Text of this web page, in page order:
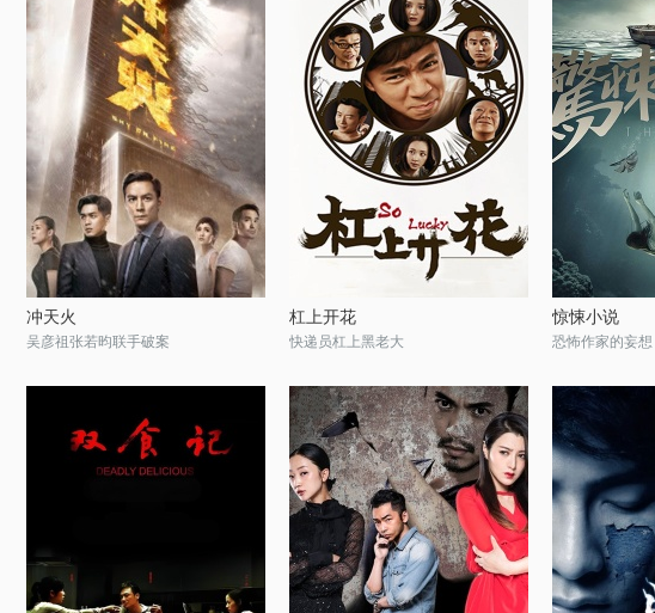
冲天火
吴彦祖张若昀联手破案
杠上开花
快递员杠上黑老大
惊悚小说
恐怖作家的妄想